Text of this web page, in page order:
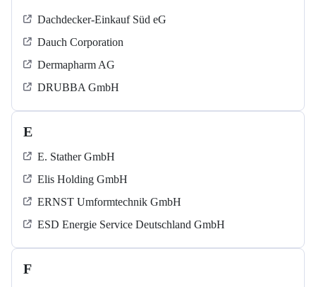
Dachdecker-Einkauf Süd eG
Dauch Corporation
Dermapharm AG
DRUBBA GmbH
E
E. Stather GmbH
Elis Holding GmbH
ERNST Umformtechnik GmbH
ESD Energie Service Deutschland GmbH
F